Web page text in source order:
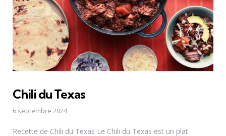
Chili du Texas
6 septembre 2024
Recette de Chili du Texas Le Chili du Texas est un plat